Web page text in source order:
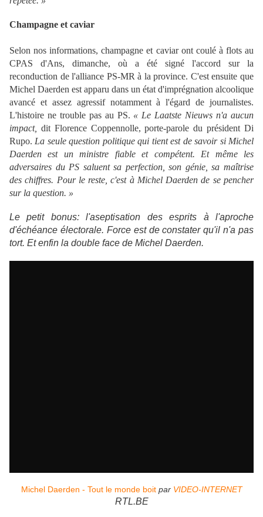
Champagne et caviar
Selon nos informations, champagne et caviar ont coulé à flots au
CPAS d'Ans, dimanche, où a été signé l'accord sur la
reconduction de l'alliance PS-MR à la province. C'est ensuite que
Michel Daerden est apparu dans un état d'imprégnation alcoolique
avancé et assez agressif notamment à l'égard de journalistes.
L'histoire ne trouble pas au PS. « Le Laatste Nieuws n'a aucun
impact, dit Florence Coppennolle, porte-parole du président Di
Rupo. La seule question politique qui tient est de savoir si Michel
Daerden est un ministre fiable et compétent. Et même les
adversaires du PS saluent sa perfection, son génie, sa maîtrise
des chiffres. Pour le reste, c'est à Michel Daerden de se pencher
sur la question. »
Le petit bonus: l'aseptisation des esprits à l'aproche
d'échéance électorale. Force est de constater qu'il n'a pas
tort. Et enfin la double face de Michel Daerden.
Michel Daerden - Tout le monde boit par VIDEO-INTERNET
RTL.BE